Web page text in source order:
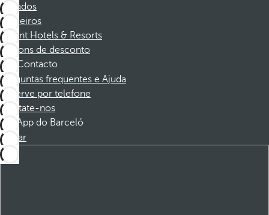
Afiliados
Parceiros
Dorint Hotels & Resorts
Cupons de desconto
Contacto
Perguntas frequentes e Ajuda
Reserve por telefone
Contate-nos
App do Barceló
Baixar